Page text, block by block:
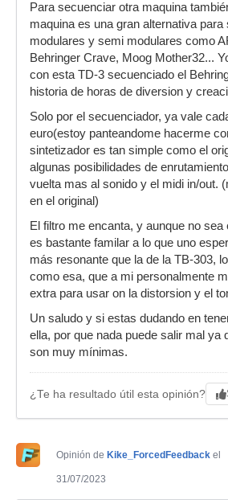
Para secuenciar otra maquina
maquina es una gran alternativa para
modulares y semi modulares como
Behringer Crave, Moog Mother32...
con esta TD-3 secuenciado el
historia de horas de diversion y
Solo por el secuenciador, ya vale
euro(estoy panteandome hacerme
sintetizador es tan simple como el
algunas posibilidades de
vuelta mas al sonido y el midi in/out.
en el original)
El filtro me encanta, y aunque no
es bastante familar a lo que uno
más resonante que la de la TB-303,
como esa, que a mi personalmente
extra para usar on la distorsion y el
Un saludo y si estas dudando en
ella, por que nada puede salir mal ya
son muy mínimas.
¿Te ha resultado útil esta opinión?
Opinión de Kike_ForcedFeedback el
31/07/2023